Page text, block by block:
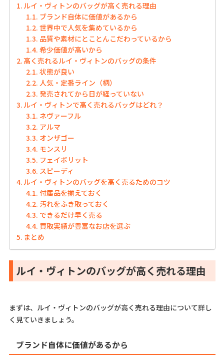
ルイ・ヴィトンのバッグが高く売れる理由
ブランド自体に価値があるから
世界中で人気を集めているから
品質や素材にとことんこだわっているから
希少価値が高いから
高く売れるルイ・ヴィトンのバッグの条件
状態が良い
人気・定番ライン（柄）
発売されてから日が経っていない
ルイ・ヴィトンで高く売れるバッグはどれ？
ネヴァーフル
アルマ
オンザゴー
モンスリ
フェイボリット
スピーディ
ルイ・ヴィトンのバッグを高く売るためのコツ
付属品を揃えておく
汚れをふき取っておく
できるだけ早く売る
買取実績が豊富なお店を選ぶ
まとめ
ルイ・ヴィトンのバッグが高く売れる理由
まずは、ルイ・ヴィトンのバッグが高く売れる理由について詳し
く見ていきましょう。
ブランド自体に価値があるから